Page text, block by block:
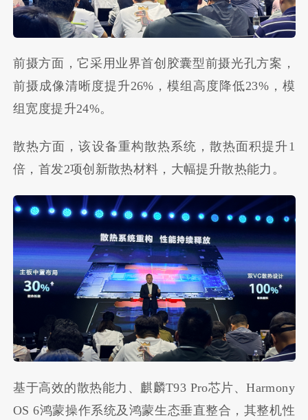
前摄方面，它采用业界首创胶囊型前摄光孔方案，
前摄成像清晰度提升26%，模组高度降低23%，模
组宽度提升24%。
散热方面，该设备重构散热系统，散热面积提升1
倍，首发2项创新散热材料，大幅提升散热能力。
基于高效的散热能力、麒麟T93 Pro芯片、Harmony
OS 6鸿蒙操作系统及鸿蒙生态垂直整合，其整机性